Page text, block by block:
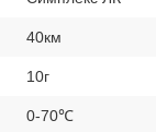
40км
10г
0-70℃